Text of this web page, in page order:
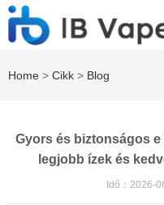
Home > Cikk > Blog
Gyors és biztonságos
legjobb ízek és
Idő：2026-